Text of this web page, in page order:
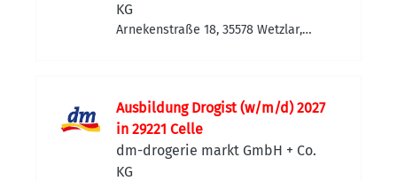
KG
Arnekenstraße 18, 35578 Wetzlar,
Ausbildung Drogist (w/m/d) 2027
in 29221 Celle
dm-drogerie markt GmbH + Co.
KG